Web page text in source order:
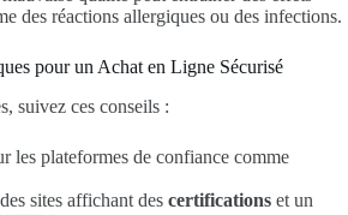
des réactions allergiques ou des infections.
pour un Achat en Ligne Sécurisé
suivez ces conseils :
les plateformes de confiance comme
sites affichant des certifications et un